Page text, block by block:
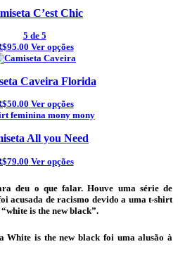
C’est Chic
5 de 5
Ver opções
Caveira Florida
Ver opções
All you Need
Ver opções
deu o que falar. Houve uma série de
acusada de racismo devido a uma t-shirt
is the new black”.
White is the new black foi uma alusão à